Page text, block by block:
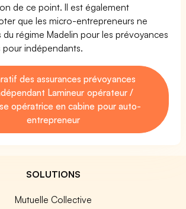
de ce point. Il est également
que les micro-entrepreneurs ne
régime Madelin pour les prévoyances
pour indépendants.
des assurances prévoyances
Lamineur opérateur /
opératrice en cabine pour auto-
entrepreneur
SOLUTIONS
Mutuelle Collective